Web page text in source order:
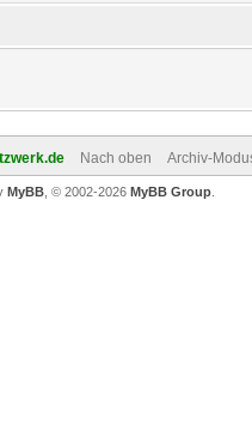
Nach oben Archiv-
MyBB , © 2002-2026 MyBB Group